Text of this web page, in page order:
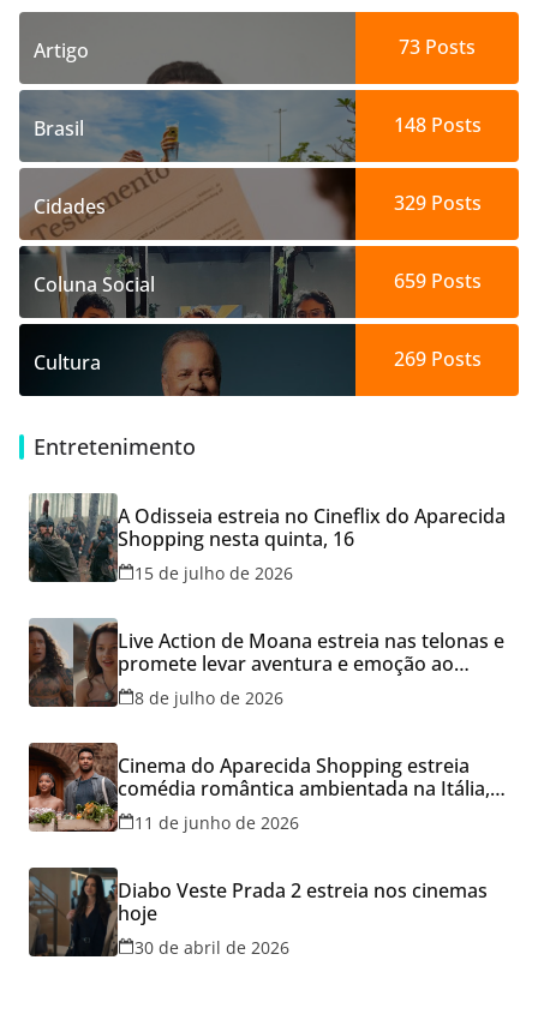
Artigo 73 Posts
Brasil 148Posts
Cidades 329Posts
Coluna Social 659Posts
Cultura 269Posts
Entretenimento
A Odisseia estreia no Cineflix do Aparecida
Shopping nesta quinta, 16
15 de julho de 2026
Live Action de Moana estreia nas telonas e
promete levar aventura e emoção ao
Cineflix do Aparecida Shopping
8 de julho de 2026
Cinema do Aparecida Shopping estreia
comédia romântica ambientada na Itália,
hoje e lança promoção para o Dia dos
Namorados
11 de junho de 2026
Diabo Veste Prada 2 estreia nos cinemas
hoje
30 de abril de 2026